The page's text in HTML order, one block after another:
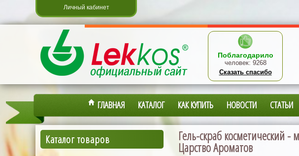
Личный кабинет
Поблагодарило
человек: 9268
Сказать спасибо
ГЛАВНАЯ КАТАЛОГ КАК КУПИТЬ НОВОСТИ СТАТЬИ
Каталог товаров Гель-скраб косметический -
Царство Ароматов